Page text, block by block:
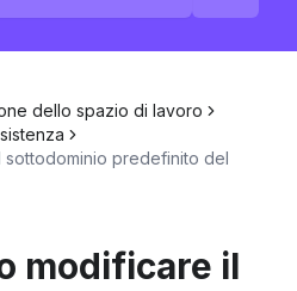
dello spazio di lavoro
predefinito del
modificare il